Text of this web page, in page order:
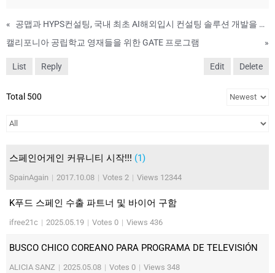
«
공맵과 HYPS컨설팅, 국내 최초 AI해외입시 컨설팅 솔루션 개발을 위한 MOU 체결
캘리포니아 공립학교 영재들을 위한 GATE 프로그램
»
List Reply Edit Delete
Total 500
스페인어게인 커뮤니티 시작!!! (1)
SpainAgain | 2017.10.08 | Votes 2 | Views 12344
K푸드 스페인 수출 파트너 및 바이어 구함
ifree21c | 2025.05.19 | Votes 0 | Views 436
BUSCO CHICO COREANO PARA PROGRAMA DE TELEVISIÓN
ALICIA SANZ | 2025.05.08 | Votes 0 | Views 348